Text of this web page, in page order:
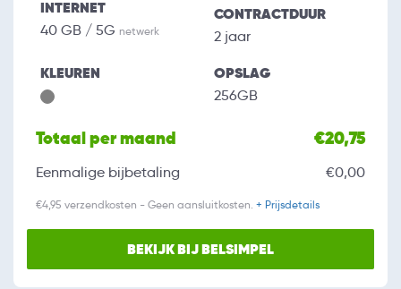
INTERNET
40 GB / 5G netwerk
CONTRACTDUUR
2 jaar
KLEUREN OPSLAG
256GB
Totaal per maand €20,75
Eenmalige bijbetaling €0,00
€4,95 verzendkosten - Geen aansluitkosten. + Prijsdetails
BEKIJK BIJ BELSIMPEL